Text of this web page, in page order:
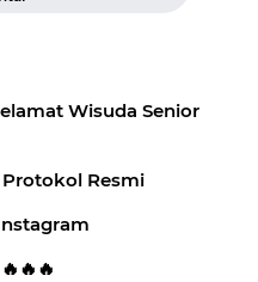
Wisuda Senior
Resmi